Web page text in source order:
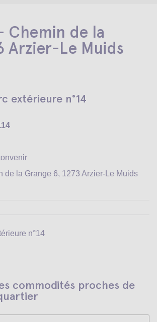
Chemin de la
Arzier-Le Muids
extérieure n°14
de la Grange 6, 1273 Arzier-Le Muids
n°14
commodités proches de